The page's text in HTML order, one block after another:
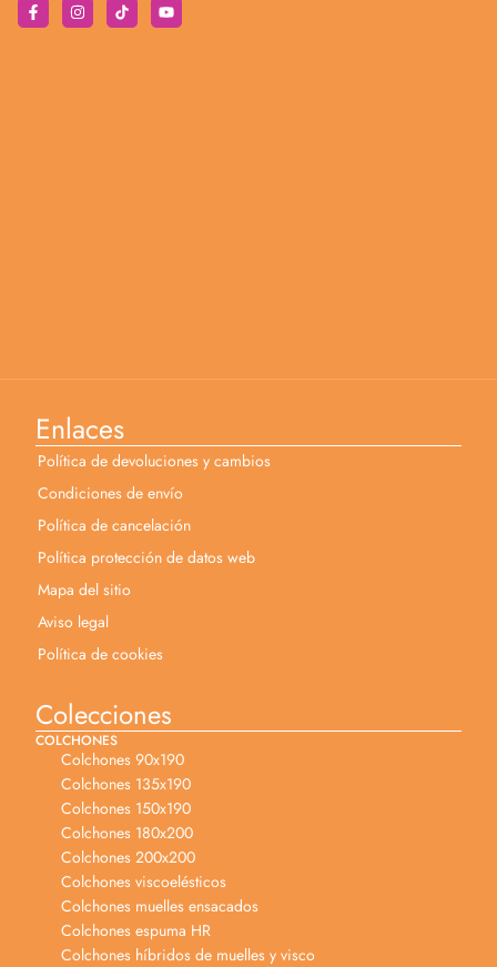
Enlaces
Política de devoluciones y cambios
Condiciones de envío
Política de cancelación
Política protección de datos web
Mapa del sitio
Aviso legal
Política de cookies
Colecciones
COLCHONES
Colchones 90x190
Colchones 135x190
Colchones 150x190
Colchones 180x200
Colchones 200x200
Colchones viscoelésticos
Colchones muelles ensacados
Colchones espuma HR
Colchones híbridos de muelles y visco